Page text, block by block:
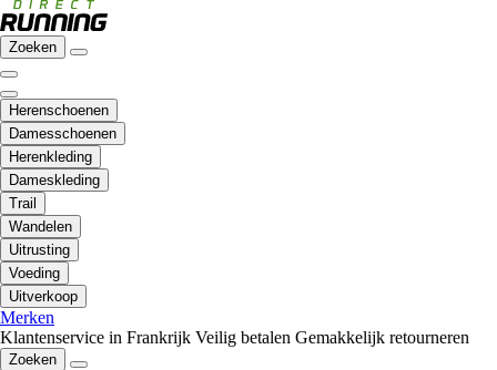
Zoeken
Herenschoenen
Damesschoenen
Herenkleding
Dameskleding
Trail
Wandelen
Uitrusting
Voeding
Uitverkoop
Merken
Klantenservice in Frankrijk Veilig betalen Gemakkelijk retourneren
Zoeken